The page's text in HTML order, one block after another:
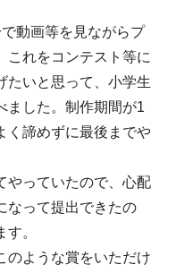
動画等を見ながらプ
これをコンテスト等に
たいと思って、小学生
ました。制作期間が1
く諦めずに最後までや
やっていたので、心配
なって提出できたの
。
のような賞をいただけ